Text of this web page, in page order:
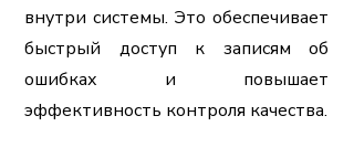
внутри системы. Это обеспечивает
быстрый доступ к записям об
ошибках и повышает
эффективность контроля качества.